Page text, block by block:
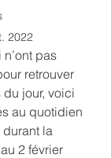
2022
pas
retrouver
jour, voici
au quotidien
durant la
2 février